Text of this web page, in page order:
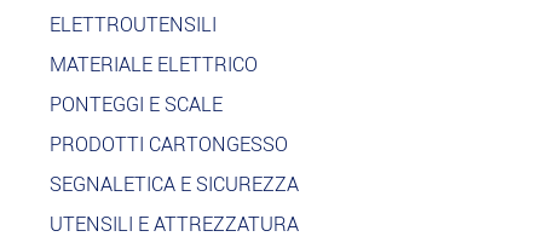
ELETTROUTENSILI
MATERIALE ELETTRICO
PONTEGGI E SCALE
PRODOTTI CARTONGESSO
SEGNALETICA E SICUREZZA
UTENSILI E ATTREZZATURA